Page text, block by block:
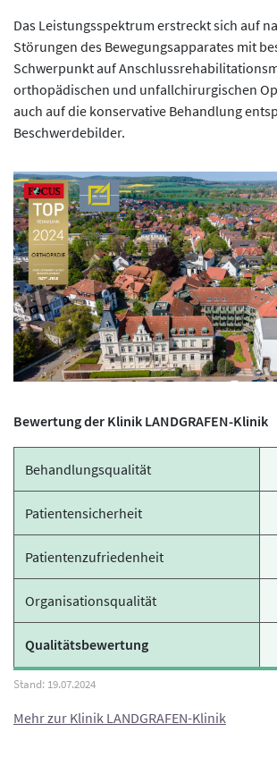
Das Leistungsspektrum erstreckt sich auf
Störungen des Bewegungsapparates mit
Schwerpunkt auf
orthopädischen und unfall­chirurgischen
auch auf die konservative Behandlung
Beschwerdebilder.
Bewertung der Klinik LANDGRAFEN-Klinik
Behandlungsqualität
Patientensicherheit
Patientenzufriedenheit
Organisationsqualität
Qualitätsbewertung
Mehr zur Klinik LANDGRAFEN-Klinik